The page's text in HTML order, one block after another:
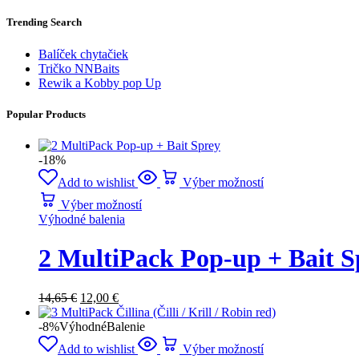
Trending Search
Balíček chytačiek
Tričko NNBaits
Rewik a Kobby pop Up
Popular Products
-18%
Add to wishlist
Výber možností
Výber možností
Výhodné balenia
2 MultiPack Pop-up + Bait
14,65€ 12,00 €
-8%VýhodnéBalenie
Add to wishlist
Výber možností